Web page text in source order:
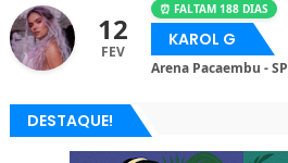
12
FEV
⏰ FALTAM 188 DIAS
KAROL G
Arena Pacaembu - SP
DESTAQUE!